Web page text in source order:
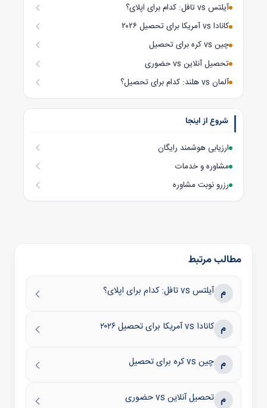
آیلتس vs تافل: کدام برای اپلای؟
کانادا vs آمریکا برای تحصیل ۲۰۲۶
چین vs کره برای تحصیل
تحصیل آنلاین vs حضوری
آلمان vs هلند: کدام برای تحصیل؟
شروع از اینجا
ارزیابی هوشمند رایگان
مشاوره و خدمات
رزرو نوبت مشاوره
مطالب مرتبط
م آیلتس vs تافل: کدام برای اپلای؟
م کانادا vs آمریکا برای تحصیل ۲۰۲۶
م چین vs کره برای تحصیل
م تحصیل آنلاین vs حضوری